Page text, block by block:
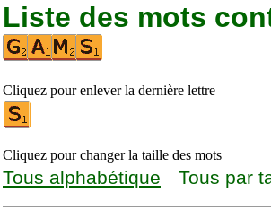
Liste des mots
Cliquez pour enlever la dernière lettre
Cliquez pour changer la taille des mots
Tous alphabétique Tous par